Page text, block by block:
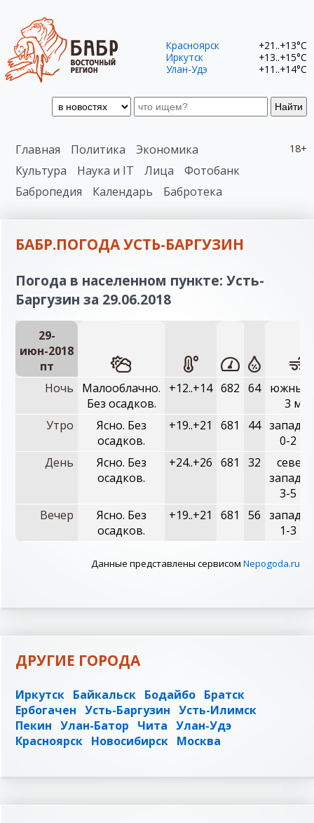
Найти
Красноярск
+21..+13°C
Иркутск
+13..+15°C
Улан-Удэ
+11..+14°C
18+
Главная Политика
Экономика
Культура
Наука и IT Лица
Фотобанк
Бабропедия
Календарь Бабротека
БАБР.ПОГОДА УСТЬ-БАРГУЗИН
Погода в населенном пункте: Усть-
Баргузин за 29.06.2018
29-
июн-2018
пт
Ночь
Малооблачно.
Без осадков.
+12..+14 682 64
южный,
3 м/с
Утро
Ясно. Без
осадков.
+19..+21 681 44
0-2 м/
День
Ясно. Без
осадков.
+24..+26 681 32
3-5 м/
Вечер
Ясно. Без
осадков.
+19..+21 681 56
1-3 м/
Данные представлены сервисом Nepogoda.ru
ДРУГИЕ ГОРОДА
Иркутск Байкальск Бодайбо Братск
Ербогачен Усть-Баргузин Усть-Илимск
Пекин Улан-Батор Чита Улан-Удэ
Красноярск Новосибирск Москва